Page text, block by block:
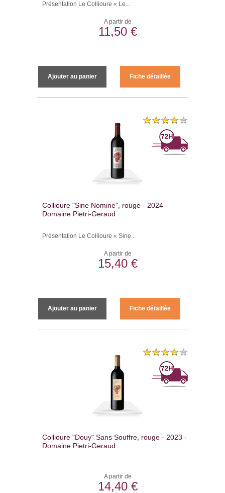
Présentation Le Collioure « Le...
A partir de
11,50 €
Ajouter au panier Fiche détaillée
Collioure "Sine Nomine", rouge - 2024 -
Domaine Pietri-Geraud
Présentation Le Collioure « Sine...
A partir de
15,40 €
Ajouter au panier Fiche détaillée
Collioure "Douy" Sans Souffre, rouge - 2023 -
Domaine Pietri-Geraud
A partir de
14,40 €